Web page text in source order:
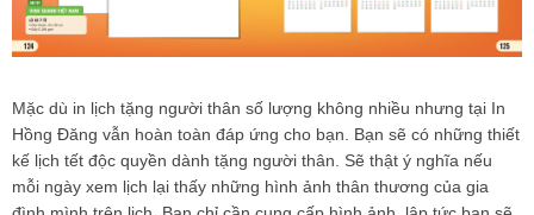
Mặc dù in lịch tặng người thân số lượng không nhiều nhưng tại In
Hồng Đăng vẫn hoàn toàn đáp ứng cho bạn. Bạn sẽ có những thiết
kế lịch tết độc quyền dành tặng người thân. Sẽ thật ý nghĩa nếu
mỗi ngày xem lịch lại thấy những hình ảnh thân thương của gia